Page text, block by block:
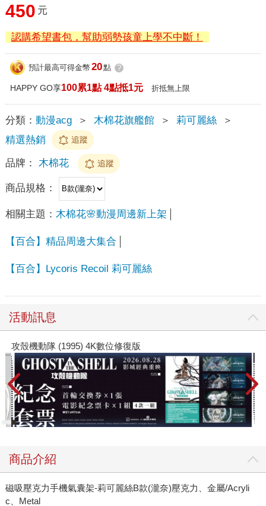
450 元
認購希望書包，幫助弱勢孩童上學不中斷！
預計最高可得金幣 20點 ?
HAPPY GO享100累1點 4點抵1元 折抵無上限
分類： 動漫acg ＞ 木棉花旗艦館 ＞ 莉可麗絲
＞
精選熱銷
追蹤
品牌： 木棉花 追蹤
商品規格：
相關主題： 木棉花🌸動漫周邊新上架
【百合】精品周邊大集合
【百合】Lycoris Recoil 莉可麗絲
活動訊息
攻殼機動隊 (1995) 4K數位修復版
商品介紹
磁吸壓克力手機氣囊架-莉可麗絲B款(瀧奈)壓克力、金屬/Acryli
c、Metal